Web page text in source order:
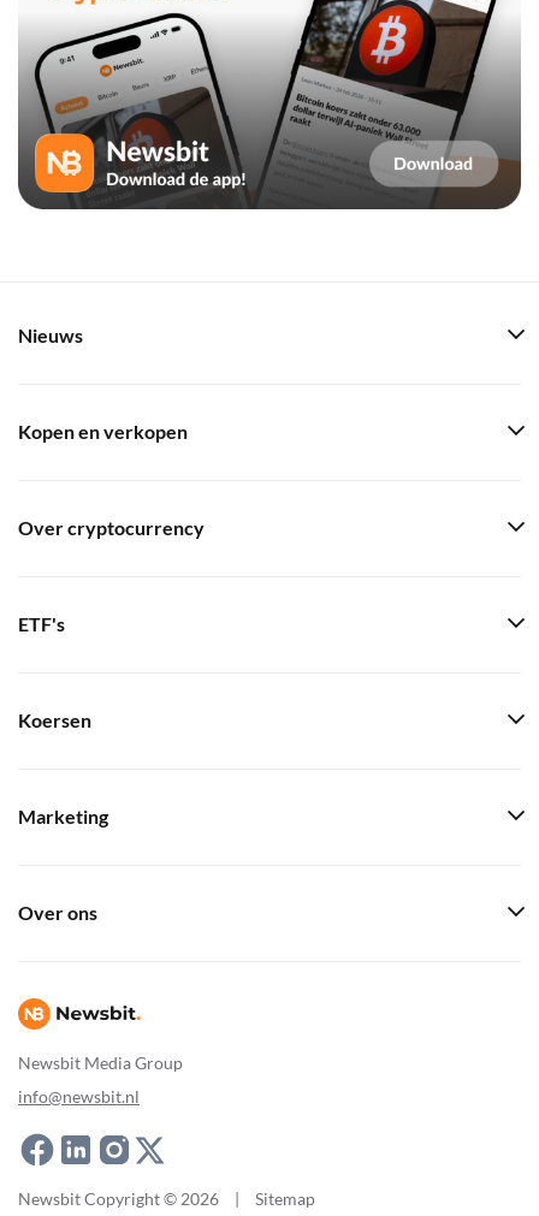
Newsbit Media Group
info@newsbit.nl
Nieuws
Kopen en verkopen
Over cryptocurrency
ETF's
Koersen
Marketing
Over ons
Newsbit Copyright © 2026 | Sitemap